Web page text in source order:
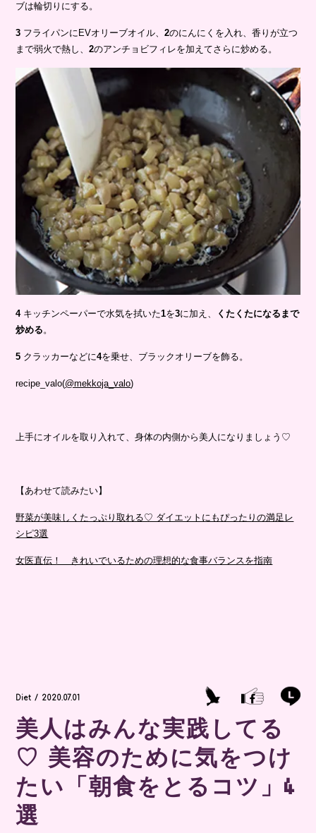
ブは輪切りにする。
3 フライパンにEVオリーブオイル、2のにんにくを入れ、香りが立つ
まで弱火で熱し、2のアンチョビフィレを加えてさらに炒める。
4キッチンペーパーで水気を拭いた1を3に加え、
くたくたになるまで
炒める。
5 クラッカーなどに4を乗せ、ブラックオリーブを飾る。
recipe_valo(@mekkoja_valo)
上手にオイルを取り入れて、身体の内側から美人になりましょう♡
【あわせて読みたい】
野菜が美味しくたっぷり取れる♡ ダイエットにもぴったりの満足レ
シピ3選
女医直伝！ きれいでいるための理想的な食事バランスを指南
Diet / 2020.07.01
美人はみんな実践してる
♡ 美容のために気をつけ
たい「朝食をとるコツ」4
選